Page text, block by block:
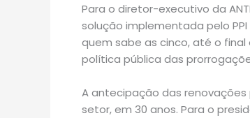
Para o diretor-executivo da
solução implementada pelo
quem sabe as cinco, até o
política pública das
A antecipação das
setor, em 30 anos. Para o